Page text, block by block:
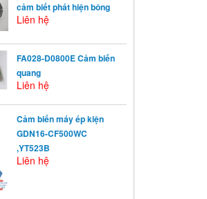
cảm biết phát hiện bông
Liên hệ
FA028-D0800E Cảm biến
quang
Liên hệ
Cảm biến máy ép kiện
GDN16-CF500WC
,YT523B
Liên hệ
KHỞI ĐỘNG TỪ LÀ GÌ?
Khởi động từ (KĐT) là một loại